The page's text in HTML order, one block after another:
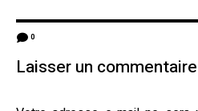
0
Laisser un commentaire